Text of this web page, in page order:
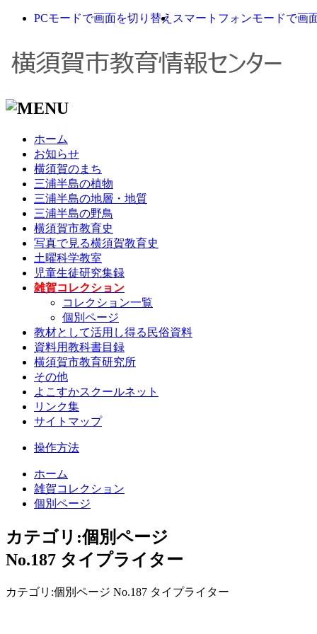
PCモードで画面を切り替え スマートフォンモードで画
ホーム
お知らせ
横須賀のまち
三浦半島の植物
三浦半島の地層・地質
三浦半島の野鳥
横須賀市教育史
写真で見る横須賀教育史
土曜科学教室
児童生徒研究集録
雑賀コレクション
コレクション一覧
個別ページ
教材として活用し得る民俗資料
資料用教科書目録
横須賀市教育研究所
その他
よこすかスクールネット
リンク集
サイトマップ
操作方法
ホーム
雑賀コレクション
個別ページ
カテゴリ:個別ページ
No.187 タイプライター
カテゴリ:個別ページ No.187 タイプライター